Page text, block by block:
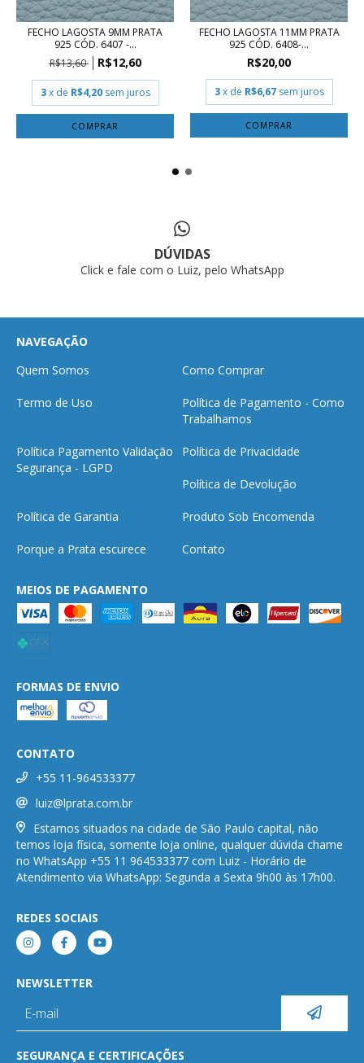
FECHO LAGOSTA 9MM PRATA
925 CÓD. 6407 -...
R$13,60
R$12,60
3 x de R$4,20 sem juros
FECHO LAGOSTA 11MM PRATA
925 CÓD. 6408-...
R$20,00
3 x de R$6,67 sem juros
DÚVIDAS
Click e fale com o Luiz, pelo WhatsApp
NAVEGAÇÃO
Quem Somos
Como Comprar
Termo de Uso
Política de Pagamento - Como
Trabalhamos
Política Pagamento Validação
Segurança - LGPD
Política de Privacidade
Política de Devolução
Política de Garantia Produto Sob Encomenda
Porque a Prata escurece Contato
MEIOS DE PAGAMENTO
FORMAS DE ENVIO
CONTATO
+55 11-964533377
luiz@lprata.com.br
Estamos situados na cidade de São Paulo capital, não
temos loja física, somente loja online, qualquer dúvida chame
no WhatsApp +55 11 964533377 com Luiz - Horário de
Atendimento via WhatsApp: Segunda a Sexta 9h00 às 17h00.
REDES SOCIAIS
NEWSLETTER
SEGURANÇA E CERTIFICAÇÕES